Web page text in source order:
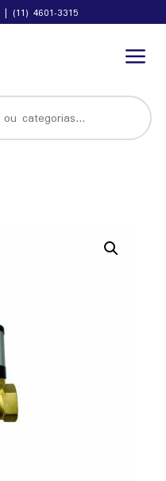
| (11) 4601-3315
a